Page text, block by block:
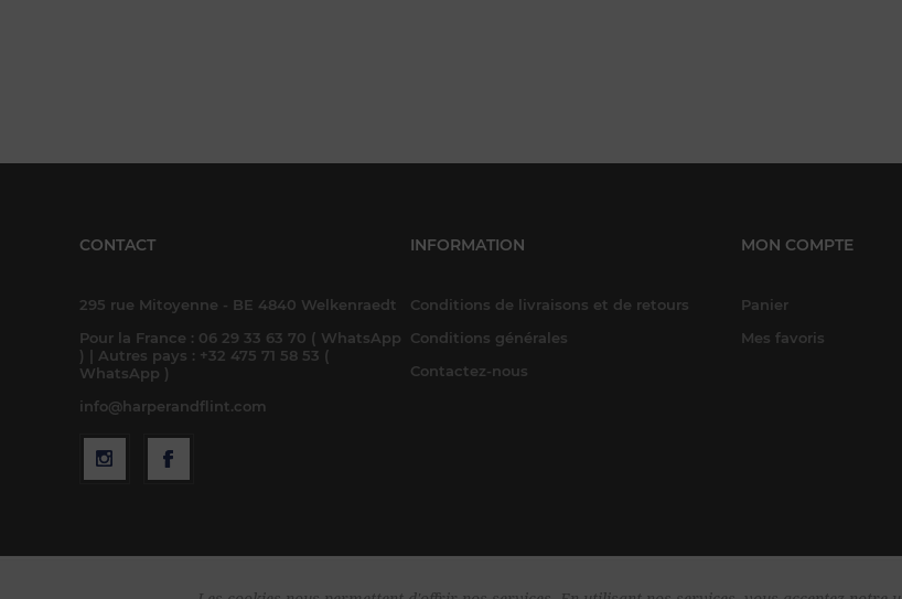
CONTACT
295 rue Mitoyenne - BE 4840 Welkenraedt
Pour la France : 06 29 33 63 70 ( WhatsApp
) | Autres pays : +32 475 71 58 53 (
WhatsApp )
info@harperandflint.com
INFORMATION
Conditions de livraisons et de retours
Conditions générales
Contactez-nous
MON COMPTE
Panier
Mes favoris